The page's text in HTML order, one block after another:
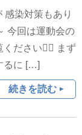
染対策もあり
今回は運動会の
ださい💁‍♀️ まず
るに […]
続きを読む